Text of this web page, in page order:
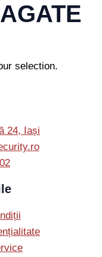
selection.
24, Iași